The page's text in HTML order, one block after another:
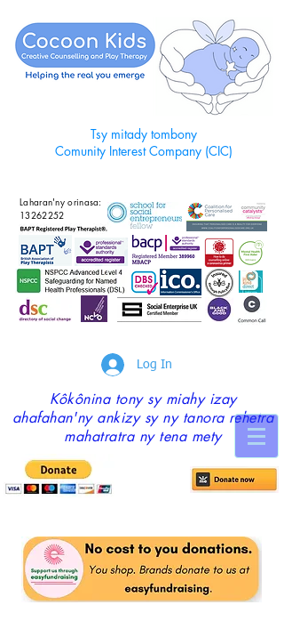
Tsy mitady tombony
Comunity Interest Company (CIC)
Laharan'ny orinasa:
13262252
Log In
Kôkônina tony sy miahy izay
ahafahan'ny ankizy sy ny tanora rehetra
mahatratra ny tena mety